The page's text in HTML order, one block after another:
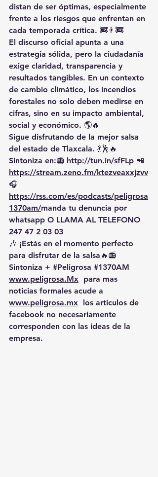
distan de ser óptimas, especialmente
frente a los riesgos que enfrentan en
cada temporada crítica. 🚒👨‍🚒
El discurso oficial apunta a una
estrategia sólida, pero la ciudadanía
exige claridad, transparencia y
resultados tangibles. En un contexto
de cambio climático, los incendios
forestales no solo deben medirse en
cifras, sino en su impacto ambiental,
social y económico. 🌎🔥
Sigue disfrutando de la mejor salsa
del estado de Tlaxcala. 💃🕺🔥
Sintoniza en:📻 http://tun.in/sfFLp 📲
https://stream.zeno.fm/ktezveaxxjzvv
🎧
https://rss.com/es/podcasts/peligrosa
1370am/manda tu denuncia por
whatsapp O LLAMA AL TELEFONO
247 47 2 03 03
🎶 ¡Estás en el momento perfecto
para disfrutar de la salsa🔥📻
Sintoniza + #Peligrosa #1370AM
www.peligrosa.Mx para mas
noticias formales acude a
www.peligrosa.mx los articulos de
facebook no necesariamente
corresponden con las ideas de la
empresa.